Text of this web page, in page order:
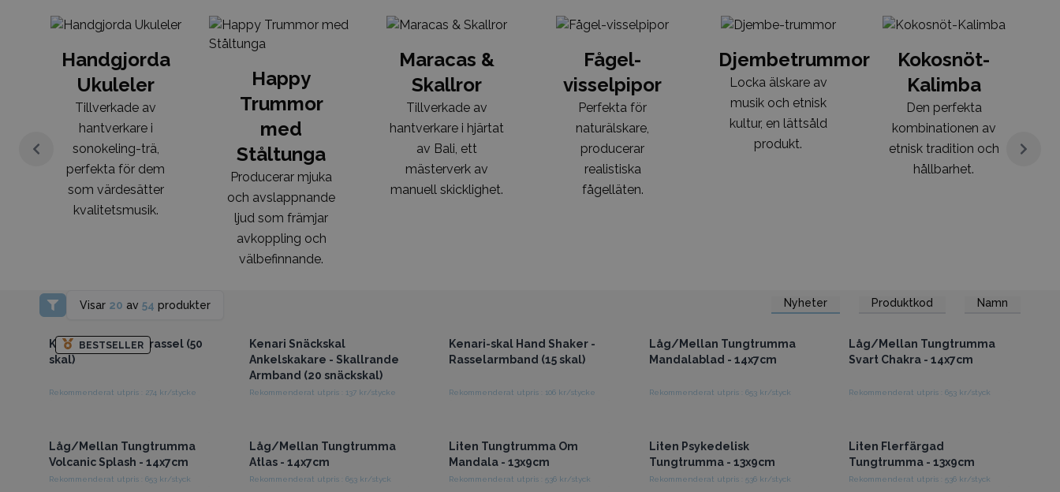
Handgjorda
Ukuleler
Tillverkade av
hantverkare i
sonokeling-trä,
perfekta för dem
som värdesätter
kvalitetsmusik.
Happy
Trummor
med
Ståltunga
Producerar mjuka
och avslappnande
ljud som främjar
avkoppling och
välbefinnande.
Maracas &
Skallror
Tillverkade av
hantverkare i hjärtat
av Bali, ett
mästerverk av
manuell skicklighet.
Fågel-
visselpipor
Perfekta för
naturälskare,
producerar
realistiska
fågelläten.
Djembetrummor
Locka älskare av
musik och etnisk
kultur, en lättsåld
produkt.
Kokosnöt-
Kalimba
Den perfekta
kombinationen av
etnisk tradition och
hållbarhet.
Visar 20 av 54 produkter Nyheter Produktkod Namn
BESTSELLER
Få tillgång till grossistpriser
Kenari-skal långt rassel (50
skal)
Rekommenderat utpris : 274 kr/stycke
Kenari Snäckskal
Ankelskakare - Skallrande
Armband (20 snäckskal)
Rekommenderat utpris : 137 kr/stycke
Kenari-skal Hand Shaker -
Rasselarmband (15 skal)
Rekommenderat utpris : 106 kr/stycke
Få tillgång till grossistpriser
Låg/Mellan Tungtrumma
Mandalablad - 14x7cm
Rekommenderat utpris : 653 kr/styck
Låg/Mellan Tungtrumma
Svart Chakra - 14x7cm
Rekommenderat utpris : 653 kr/styck
Låg/Mellan Tungtrumma
Volcanic Splash - 14x7cm
Rekommenderat utpris : 653 kr/styck
Låg/Mellan Tungtrumma
Atlas - 14x7cm
Rekommenderat utpris : 653 kr/styck
Liten Tungtrumma Om
Mandala - 13x9cm
Rekommenderat utpris : 536 kr/styck
Liten Psykedelisk
Tungtrumma - 13x9cm
Rekommenderat utpris : 536 kr/styck
Liten Flerfärgad
Tungtrumma - 13x9cm
Rekommenderat utpris : 536 kr/styck